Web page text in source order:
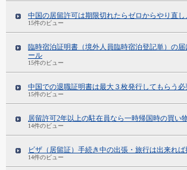
中国の居留許可は期限切れたらゼロからやり直し
15件のビュー
臨時宿泊証明書（境外人員臨時宿泊登記単）の
ール
15件のビュー
中国での退職証明書は最大３枚発行してもらう必
15件のビュー
居留許可2年以上の駐在員なら一時帰国時の買い
14件のビュー
ビザ（居留証）手続き中の出張・旅行は出来れ
14件のビュー